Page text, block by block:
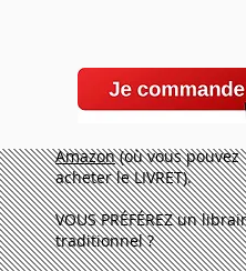
Amazon(où vous pouvez
acheter le LIVRET).​
VOUS PRÉFÉREZ un
traditionnel ?​